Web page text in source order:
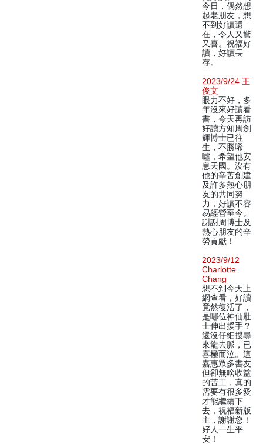
今日，偶然想
起老朋友，想
不到好讀還
在，令人又驚
又喜。祝福好
讀，好讀長
存。
2023/9/24 王
俊文
眼力不好，多
年沒來好讀看
書，今天再訪
好讀方知周劍
輝博士已往
生，不勝唏
噓，希望他安
息天國。沒有
他的辛苦創建
及許多熱心朋
友的共同努
力，好讀不容
易經營至今。
謝謝周博士及
熱心朋友的辛
勞貢獻！
2023/9/12
Charlotte
Chang
想不到今天上
網查看，好讀
竟然復活了，
是哪位神仙壯
士伸出援手？
還沒仔細搜尋
來龍去脈，已
喜極而泣。這
嘉惠眾多書友
但卻無啥收益
的苦工，真的
需要有很多愛
才能繼續下
去，祝福新版
主，謝謝您！
好人一生平
安！